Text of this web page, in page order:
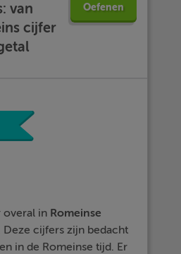
van
cijfer
Oefenen
overal in Romeinse
Deze cijfers zijn bedacht
in de Romeinse tijd. Er